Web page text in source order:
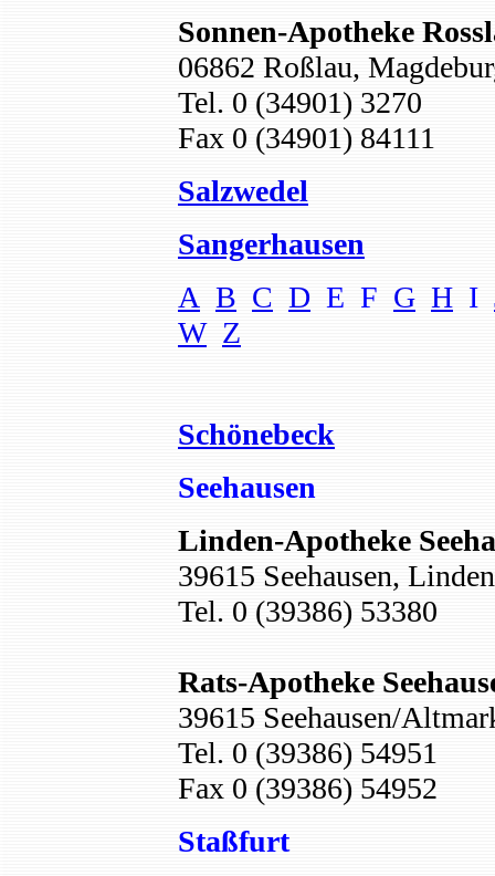
Sonnen-Apotheke
06862 Roßlau,
Tel. 0 (34901) 3270
Fax 0 (34901) 84111
Salzwedel
Sangerhausen
A B C D E F G H I
W Z
Schönebeck
Seehausen
Linden-Apotheke
39615 Seehausen,
Tel. 0 (39386) 53380
Rats-Apotheke
39615 Seehausen/
Tel. 0 (39386) 54951
Fax 0 (39386) 54952
Staßfurt